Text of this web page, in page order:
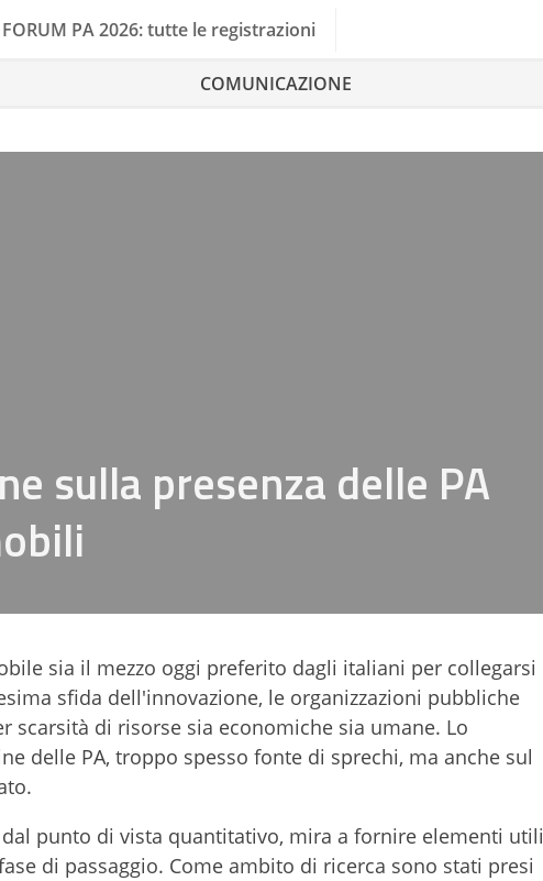
FORUM PA 2026: tutte le registrazioni
COMUNICAZIONE
sulla presenza delle PA
sia il mezzo oggi preferito dagli italiani per collegarsi
sfida dell'innovazione, le organizzazioni pubbliche
di risorse sia economiche sia umane. Lo
delle PA, troppo spesso fonte di sprechi, ma anche sul
punto di vista quantitativo, mira a fornire elementi utili
di passaggio. Come ambito di ricerca sono stati presi